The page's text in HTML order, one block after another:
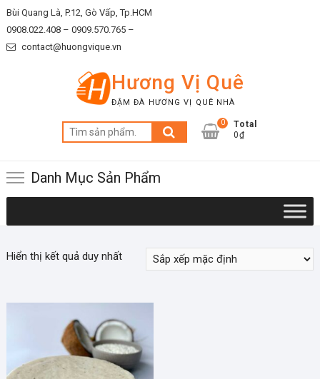
Skip
to
content
Bùi Quang Là, P.12, Gò Vấp, Tp.HCM
0908.022.408 – 0909.570.765 –
contact@huongvique.vn
Hương Vị Quê
ĐẬM ĐÀ HƯƠNG VỊ QUÊ NHÀ
Tìm
kiếm:
0
Total
0₫
Danh Mục Sản Phẩm
Hiển thị kết quả duy nhất